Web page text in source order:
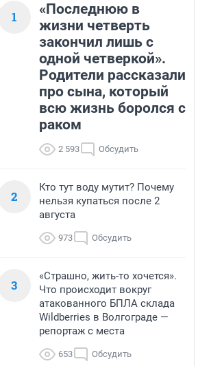
1
«Последнюю в
жизни четверть
закончил лишь с
одной четверкой».
Родители рассказали
про сына, который
всю жизнь боролся с
раком
2 593 Обсудить
2
Кто тут воду мутит? Почему
нельзя купаться после 2
августа
973 Обсудить
3
«Страшно, жить-то хочется».
Что происходит вокруг
атакованного БПЛА склада
Wildberries в Волгограде —
репортаж с места
653 Обсудить